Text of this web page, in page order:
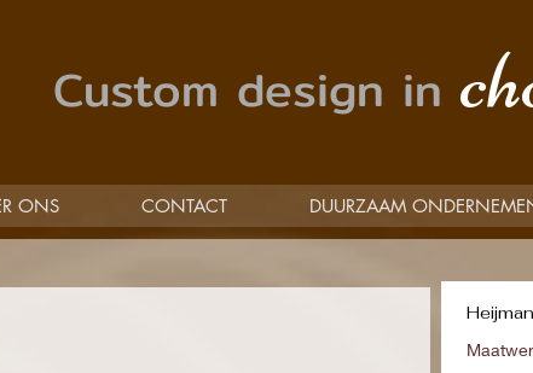
Custom design in
ONS CONTACT DUURZAAM